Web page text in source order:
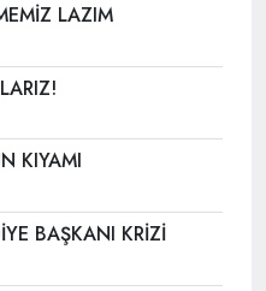
LAZIM
KIYAMI
BAŞKANI KRİZİ